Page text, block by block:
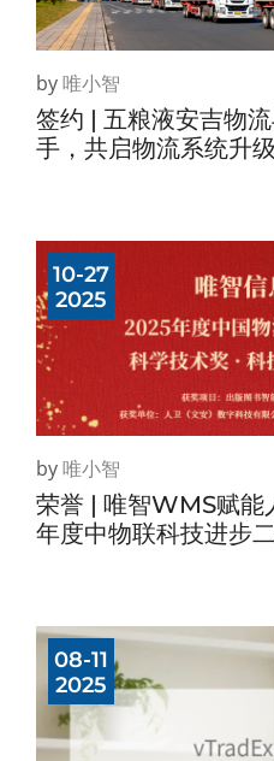
by唯小智
签约 | 五粮液安吉物
手，共启物流系统升
10-27
2025
by唯小智
荣誉 | 唯智WMS赋能
年度中物联科技进步
08-11
2025